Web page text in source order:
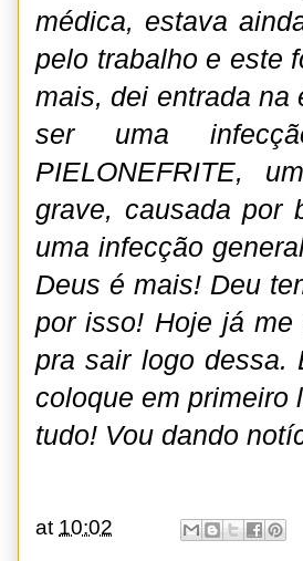
médica, estava
pelo trabalho e este
mais, dei entrada na
ser uma
PIELONEFRITE,
grave, causada por
uma infecção
Deus é mais! Deu
por isso! Hoje já
pra sair logo dessa.
coloque em primeiro
tudo! Vou dando
at 10:02